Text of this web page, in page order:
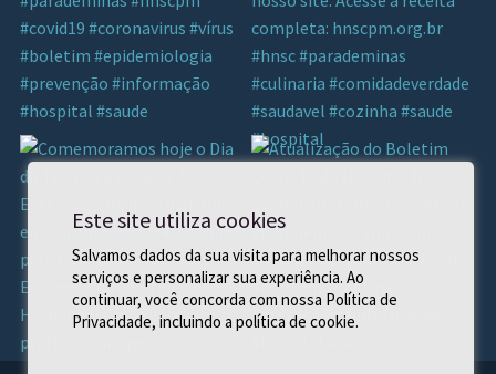
Este site utiliza cookies
Salvamos dados da sua visita para melhorar nossos
serviços e personalizar sua experiência. Ao
continuar, você concorda com nossa Política de
Privacidade, incluindo a política de cookie.